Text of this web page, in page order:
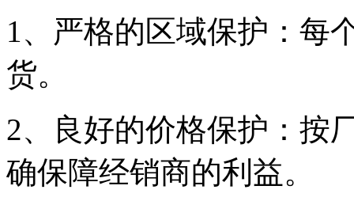
1、严格的区域保护：每
货。
2、良好的价格保护：按
确保障经销商的利益。